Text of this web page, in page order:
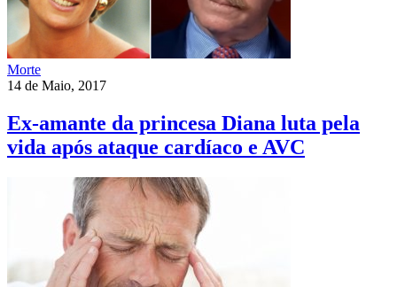
Morte
14 de Maio, 2017
Ex-amante da princesa Diana luta pela
vida após ataque cardíaco e AVC